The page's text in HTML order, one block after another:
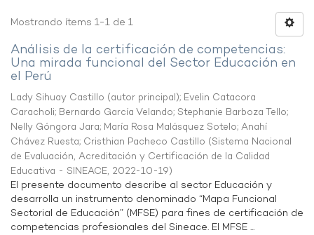
Mostrando ítems 1-1 de 1
Análisis de la certificación de competencias:
Una mirada funcional del Sector Educación en
el Perú
Lady Sihuay Castillo (autor principal); Evelin Catacora
Caracholi; Bernardo García Velando; Stephanie Barboza Tello;
Nelly Góngora Jara; María Rosa Malásquez Sotelo; Anahí
Chávez Ruesta; Cristhian Pacheco Castillo (Sistema Nacional
de Evaluación, Acreditación y Certificación de la Calidad
Educativa - SINEACE, 2022-10-19)
El presente documento describe al sector Educación y
desarrolla un instrumento denominado “Mapa Funcional
Sectorial de Educación” (MFSE) para fines de certificación de
competencias profesionales del Sineace. El MFSE ...